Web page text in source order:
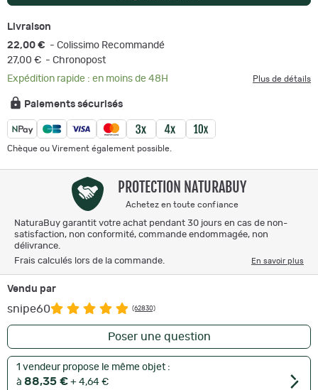
Livraison
22,00 € - Colissimo Recommandé
27,00 € - Chronopost
Expédition rapide : en moins de 48H
Plus de détails
Paiements sécurisés
Chèque ou Virement également possible.
PROTECTION NATURABUY
Achetez en toute confiance
NaturaBuy garantit votre achat pendant 30 jours en cas de non-
satisfaction, non conformité, commande endommagée, non
délivrance.
Frais calculés lors de la commande.
En savoir plus
Vendu par
snipe60 (62830)
Poser une question
1 vendeur propose le même objet :
à 88,35 € + 4,64 €